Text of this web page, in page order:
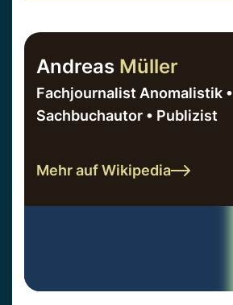
Andreas Müller
Fachjournalist Anomalistik •
Sachbuchautor • Publizist
Mehr auf Wikipedia